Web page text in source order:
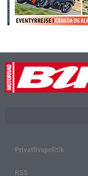
Privatlivspolitik
RSS